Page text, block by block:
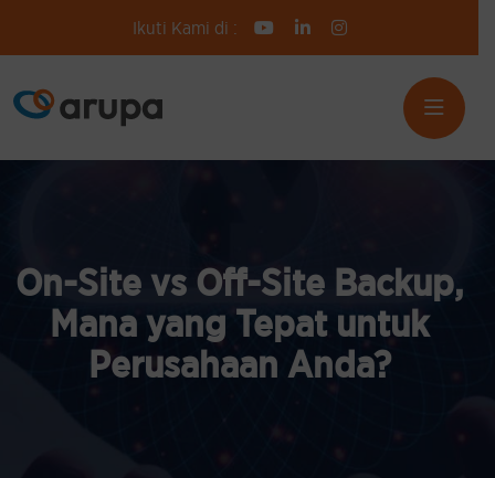
Ikuti Kami di :
On-Site vs Off-Site Backup,
Mana yang Tepat untuk
Perusahaan Anda?